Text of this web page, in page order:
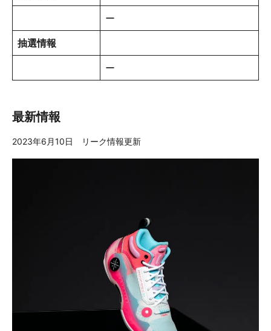
ー
抽選情報
ー
最新情報
2023年6月10日 リーク情報更新